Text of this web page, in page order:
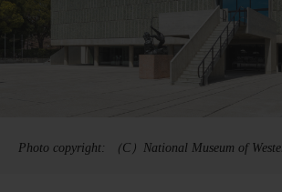
Photo copyright: （C）National Museum of